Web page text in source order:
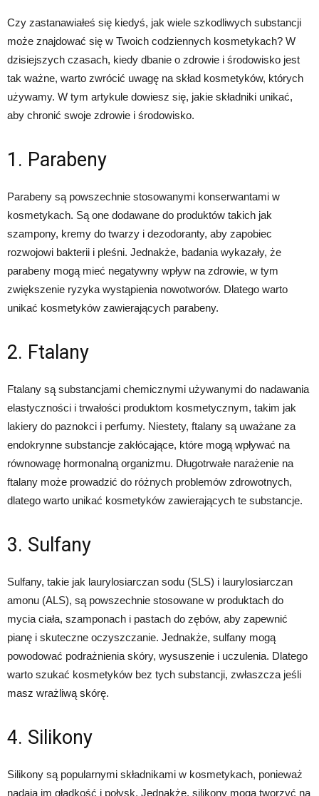
Czy zastanawiałeś się kiedyś, jak wiele szkodliwych substancji
może znajdować się w Twoich codziennych kosmetykach? W
dzisiejszych czasach, kiedy dbanie o zdrowie i środowisko jest
tak ważne, warto zwrócić uwagę na skład kosmetyków, których
używamy. W tym artykule dowiesz się, jakie składniki unikać,
aby chronić swoje zdrowie i środowisko.
1. Parabeny
Parabeny są powszechnie stosowanymi konserwantami w
kosmetykach. Są one dodawane do produktów takich jak
szampony, kremy do twarzy i dezodoranty, aby zapobiec
rozwojowi bakterii i pleśni. Jednakże, badania wykazały, że
parabeny mogą mieć negatywny wpływ na zdrowie, w tym
zwiększenie ryzyka wystąpienia nowotworów. Dlatego warto
unikać kosmetyków zawierających parabeny.
2. Ftalany
Ftalany są substancjami chemicznymi używanymi do nadawania
elastyczności i trwałości produktom kosmetycznym, takim jak
lakiery do paznokci i perfumy. Niestety, ftalany są uważane za
endokrynne substancje zakłócające, które mogą wpływać na
równowagę hormonalną organizmu. Długotrwałe narażenie na
ftalany może prowadzić do różnych problemów zdrowotnych,
dlatego warto unikać kosmetyków zawierających te substancje.
3. Sulfany
Sulfany, takie jak laurylosiarczan sodu (SLS) i laurylosiarczan
amonu (ALS), są powszechnie stosowane w produktach do
mycia ciała, szamponach i pastach do zębów, aby zapewnić
pianę i skuteczne oczyszczanie. Jednakże, sulfany mogą
powodować podrażnienia skóry, wysuszenie i uczulenia. Dlatego
warto szukać kosmetyków bez tych substancji, zwłaszcza jeśli
masz wrażliwą skórę.
4. Silikony
Silikony są popularnymi składnikami w kosmetykach, ponieważ
nadają im gładkość i połysk. Jednakże, silikony mogą tworzyć na